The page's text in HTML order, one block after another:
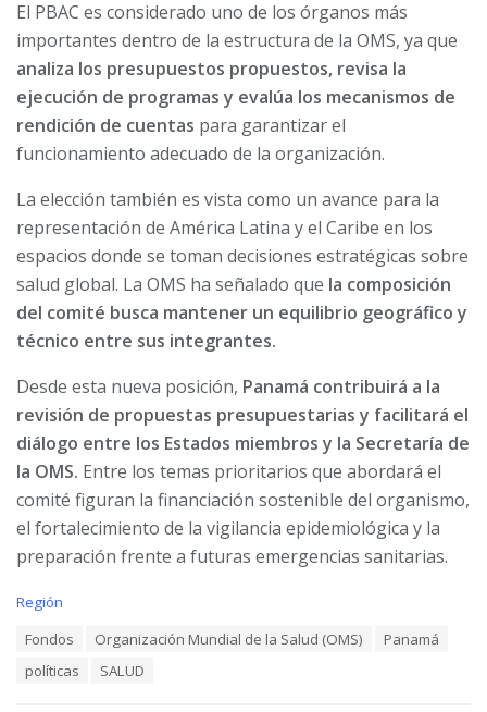
El PBAC es considerado uno de los órganos más
importantes dentro de la estructura de la OMS, ya que
analiza los presupuestos propuestos, revisa la
ejecución de programas y evalúa los mecanismos de
rendición de cuentas para garantizar el
funcionamiento adecuado de la organización.
La elección también es vista como un avance para la
representación de América Latina y el Caribe en los
espacios donde se toman decisiones estratégicas sobre
salud global. La OMS ha señalado que la composición
del comité busca mantener un equilibrio geográfico y
técnico entre sus integrantes.
Desde esta nueva posición, Panamá contribuirá a la
revisión de propuestas presupuestarias y facilitará el
diálogo entre los Estados miembros y la Secretaría de
la OMS. Entre los temas prioritarios que abordará el
comité figuran la financiación sostenible del organismo,
el fortalecimiento de la vigilancia epidemiológica y la
preparación frente a futuras emergencias sanitarias.
C
Región
Fondos Organización Mundial de la Salud (OMS)
Panamá
políticas
SALUD